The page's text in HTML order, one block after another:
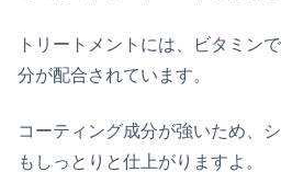
トリートメントには、ビタミン
分が配合されています。
コーティング成分が強いため、
もしっとりと仕上がりますよ。